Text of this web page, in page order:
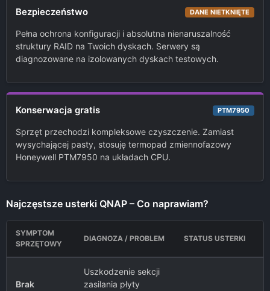
Bezpieczeństwo DANE NIETKNIĘTE
Pełna ochrona konfiguracji i absolutna nienaruszalność
struktury RAID na Twoich dyskach. Serwery są
diagnozowane na izolowanych dyskach testowych.
Konserwacja gratis PTM7950
Sprzęt przechodzi kompleksowe czyszczenie. Zamiast
wysychającej pasty, stosuję termopad zmiennofazowy
Honeywell PTM7950 na układach CPU.
Najczęstsze usterki QNAP – Co naprawiam?
SYMPTOM
SPRZĘTOWY
DIAGNOZA / PROBLEM STATUS USTERKI
Brak
Uszkodzenie sekcji
zasilania płyty